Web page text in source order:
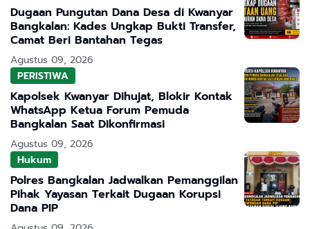
Dugaan Pungutan Dana Desa di Kwanyar
Bangkalan: Kades Ungkap Bukti Transfer,
Camat Beri Bantahan Tegas
Agustus 09, 2026
PERISTIWA
Kapolsek Kwanyar Dihujat, Blokir Kontak
WhatsApp Ketua Forum Pemuda
Bangkalan Saat Dikonfirmasi
Agustus 09, 2026
Hukum
Polres Bangkalan Jadwalkan Pemanggilan
Pihak Yayasan Terkait Dugaan Korupsi
Dana PIP